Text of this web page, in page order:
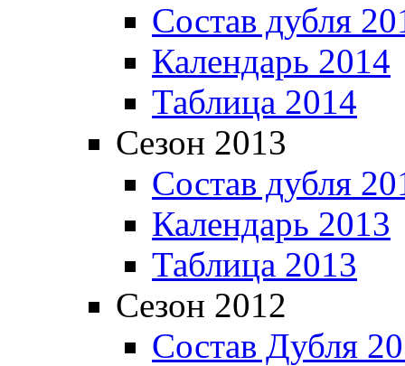
Состав дубля
Календарь 2014
Таблица 2014
Сезон 2013
Состав дубля
Календарь 2013
Таблица 2013
Сезон 2012
Состав Дубля